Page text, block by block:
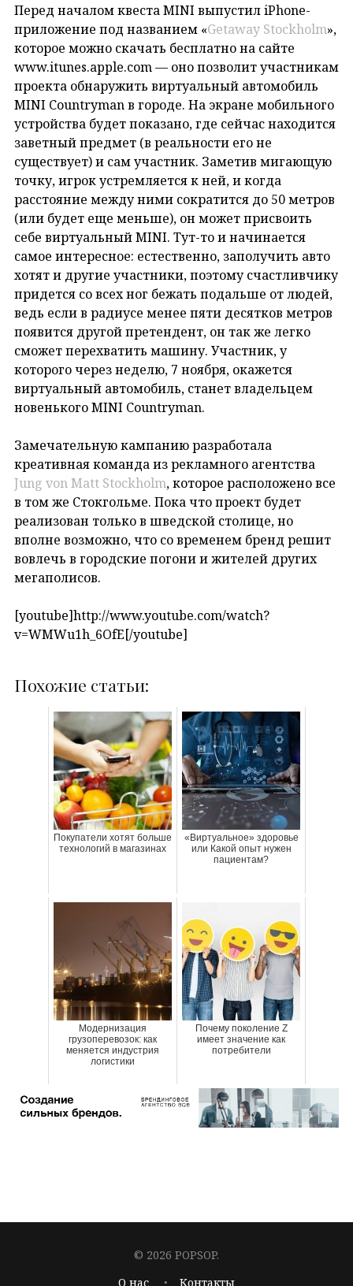
Перед началом квеста MINI выпустил iPhone-
приложение под названием «Getaway Stockholm»,
которое можно скачать бесплатно на сайте
www.itunes.apple.com — оно позволит участникам
проекта обнаружить виртуальный автомобиль
MINI Countryman в городе. На экране мобильного
устройства будет показано, где сейчас находится
заветный предмет (в реальности его не
существует) и сам участник. Заметив мигающую
точку, игрок устремляется к ней, и когда
расстояние между ними сократится до 50 метров
(или будет еще меньше), он может присвоить
себе виртуальный MINI. Тут-то и начинается
самое интересное: естественно, заполучить авто
хотят и другие участники, поэтому счастливчику
придется со всех ног бежать подальше от людей,
ведь если в радиусе менее пяти десятков метров
появится другой претендент, он так же легко
сможет перехватить машину. Участник, у
которого через неделю, 7 ноября, окажется
виртуальный автомобиль, станет владельцем
новенького MINI Countryman.
Замечательную кампанию разработала
креативная команда из рекламного агентства
Jung von Matt Stockholm, которое расположено все
в том же Стокгольме. Пока что проект будет
реализован только в шведской столице, но
вполне возможно, что со временем бренд решит
вовлечь в городские погони и жителей других
мегаполисов.
[youtube]http://www.youtube.com/watch?
v=WMWu1h_6OfE[/youtube]
Похожие статьи:
Покупатели хотят больше
технологий в магазинах
«Виртуальное» здоровье
или Какой опыт нужен
пациентам?
Модернизация
грузоперевозок: как
меняется индустрия
логистики
Почему поколение Z
имеет значение как
потребители
© 2026 POPSOP.
О нас
Контакты